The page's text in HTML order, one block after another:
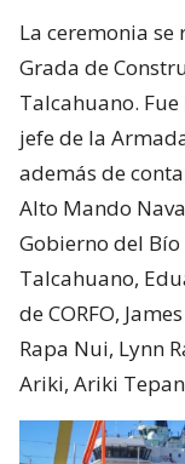
La ceremonia se
Grada de
Talcahuano.
jefe de la
además de
Alto Mando
Gobierno del Bío
Talcahuano,
de CORFO,
Rapa Nui, Lynn
Ariki, Ariki